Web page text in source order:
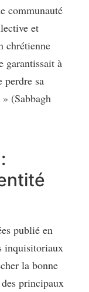
communauté
et
chrétienne
garantissait à
perdre sa
(Sabbagh
publié en
inquisitoriaux
la bonne
principaux